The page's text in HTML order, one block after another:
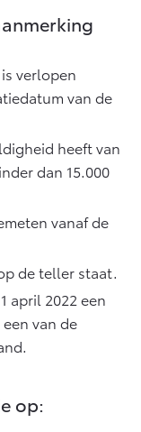
27.945,-
ELEKTRISCH
55.950,-
BTW)
BATTERIJ-
is verlopen
van de
heeft van
dan 15.000
vanaf de
de teller staat.
april 2022 een
van de
op: